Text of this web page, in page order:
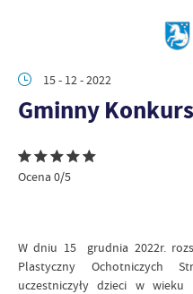
15 - 12 - 2022
Gminny
Ocena 0/5
W dniu 15 grudnia 2022r.
Plastyczny Ochotniczych
uczestniczyły dzieci w